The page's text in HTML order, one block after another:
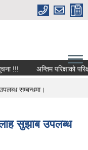
!!! अन्तिम परिक्षाको
सम्बन्धमा।
सुझाब उपलब्ध